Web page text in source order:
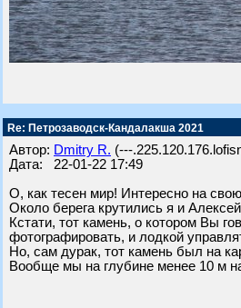
Re: Петрозаводск-Кандалакша 2021
Автор: Dmitry R. (---
Дата: 22-01-22 17:49
О, как тесен мир! Интересно на
Около берега крутились я и
Кстати, тот камень, о котором Вы
фотографировать, и лодкой
Но, сам дурак, тот камень был на
Вообще мы на глубине менее 10 м